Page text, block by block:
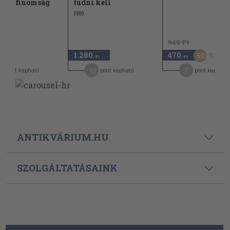
finomság
pont kapható
tudni kell
1989
1.280 ,-Ft
pont kapható
940 Ft
470 ,-Ft 50
pont kapható
ANTIKVÁRIUM.HU
SZOLGÁLTATÁSAINK